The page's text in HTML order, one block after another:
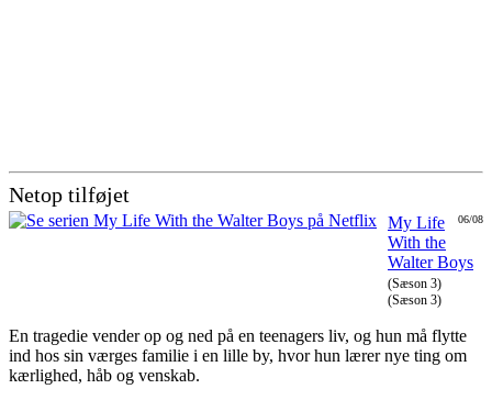
Netop tilføjet
06/08
My Life
With the
Walter Boys
(Sæson 3)
(Sæson 3)
En tragedie vender op og ned på en teenagers liv, og hun må flytte
ind hos sin værges familie i en lille by, hvor hun lærer nye ting om
kærlighed, håb og venskab.